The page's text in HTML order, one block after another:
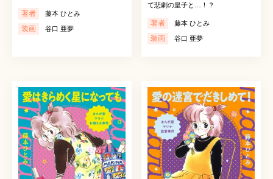
著者 藤本 ひとみ
装画 谷口 亜夢
て悲劇の皇子と…！？
著者 藤本 ひとみ
装画 谷口 亜夢